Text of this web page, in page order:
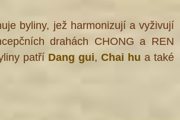
byliny, jež harmonizují a vyživují
drahách CHONG a REN
patří Dang gui, Chai hu a také